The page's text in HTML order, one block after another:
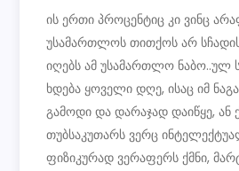
ის ერთი პროცენტიც კი ვინც
უსამართლოს თითქოს არ
იღებს ამ უსამართლო ნაბო..ულ
ხდება ყოველი დღე, ისაც იმ
გამოდი და დარაჯად დაიწყე, ან
თუბსაკუთარს ვერც
ფიზიკურად ვერაფერს ქმნი,